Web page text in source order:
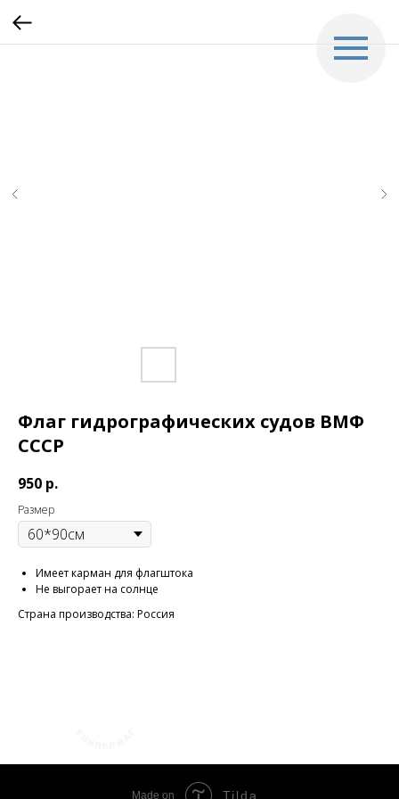
Флаг гидрографических судов ВМФ
СССР
950 р.
Размер
Имеет карман для флагштока
Не выгорает на солнце
Страна производства: Россия
Made on Tilda